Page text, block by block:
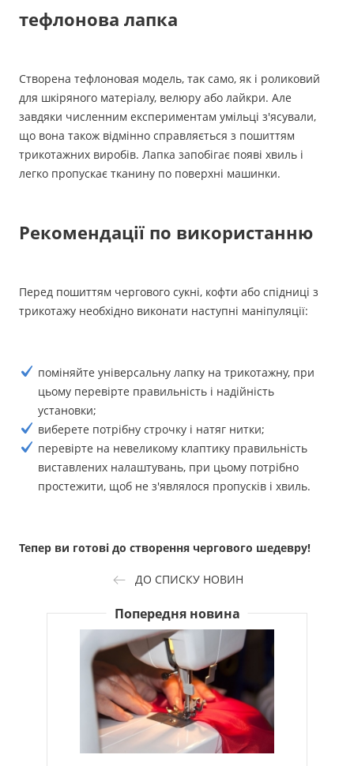
тефлонова лапка
Створена тефлоновая модель, так само, як і роликовий
для шкіряного матеріалу, велюру або лайкри. Але
завдяки численним експериментам умільці з'ясували,
що вона також відмінно справляється з пошиттям
трикотажних виробів. Лапка запобігає появі хвиль і
легко пропускає тканину по поверхні машинки.
Рекомендації по використанню
Перед пошиттям чергового сукні, кофти або спідниці з
трикотажу необхідно виконати наступні маніпуляції:
поміняйте універсальну лапку на трикотажну, при
цьому перевірте правильність і надійність
установки;
виберете потрібну строчку і натяг нитки;
перевірте на невеликому клаптику правильність
виставлених налаштувань, при цьому потрібно
простежити, щоб не з'являлося пропусків і хвиль.
Тепер ви готові до створення чергового шедевру!
ДО СПИСКУ НОВИН
Попередня новина